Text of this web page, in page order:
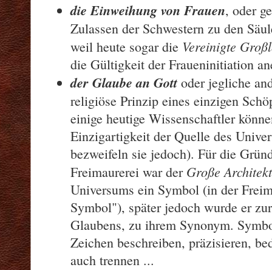
die Einweihung von Frauen, oder
Zulassen der Schwestern zu den
weil heute sogar die Vereinigte
die Gültigkeit der Fraueninitiation
der Glaube an Gottoder jegliche
religiöse Prinzip eines einzigen
einige heutige Wissenschaftler
Einzigartigkeit der Quelle des
bezweifeln sie jedoch). Für die
Freimaurerei war der Große
Universums ein Symbol (in der
Symbol"), später jedoch wurde er
Glaubens, zu ihrem Synonym.
Zeichen beschreiben, präzisieren,
auch trennen ...